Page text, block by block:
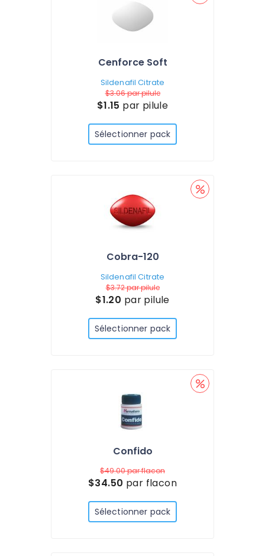
Cenforce Soft
Sildenafil Citrate
$3.06par pilule
$1.15 par pilule
Sélectionner pack
Cobra-120
Sildenafil Citrate
$3.72par pilule
$1.20 par pilule
Sélectionner pack
Confido
$49.00par flacon
$34.50 par flacon
Sélectionner pack